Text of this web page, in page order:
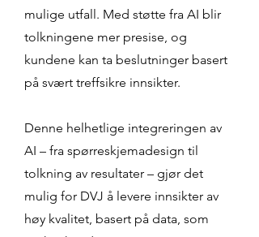
mulige utfall. Med støtte fra AI blir
tolkningene mer presise, og
kundene kan ta beslutninger basert
på svært treffsikre innsikter.
Denne helhetlige integreringen av
AI – fra spørreskjemadesign til
tolkning av resultater – gjør det
mulig for DVJ å levere innsikter av
høy kvalitet, basert på data, som